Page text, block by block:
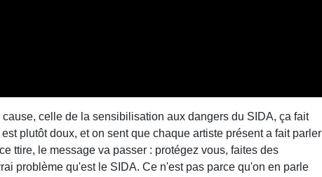
celle de la sensibilisation aux dangers du SIDA, ça fait
plutôt doux, et on sent que chaque artiste présent a fait parler
ttire, le message va passer : protégez vous, faites des
problème qu'est le SIDA. Ce n'est pas parce qu'on en parle